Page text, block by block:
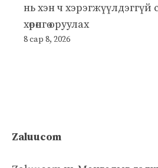
нь хэн ч хэрэгжүүлдэггүй
хөрөнгө оруулах
8 сар 8, 2026
Zaluucom